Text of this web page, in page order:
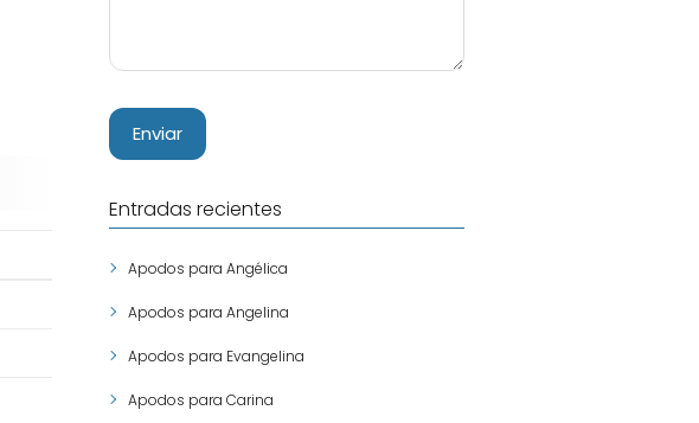
Entradas recientes
Apodos para Angélica
Apodos para Angelina
Apodos para Evangelina
Apodos para Carina